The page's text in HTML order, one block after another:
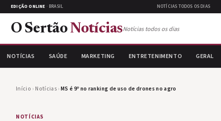
EDIÇÃO ONLINE · BRASIL NOTÍCIAS TODOS OS DIAS
O Sertão NotíciasNotícias todos os dias
NOTÍCIAS SAÚDE MARKETING ENTRETENIMENTO GERAL
Início › Notícias›MS é 9º no ranking de uso de drones no agro
NOTÍCIAS